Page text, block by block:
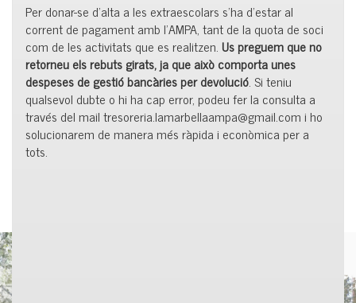
Per donar-se d’alta a les extraescolars s’ha d’estar al
corrent de pagament amb l’AMPA, tant de la quota de soci
com de les activitats que es realitzen. Us preguem que no
retorneu els rebuts girats, ja que això comporta unes
despeses de gestió bancàries per devolució. Si teniu
qualsevol dubte o hi ha cap error, podeu fer la consulta a
través del mailtresoreria.lamarbellaampa@gmail.com i ho
solucionarem de manera més ràpida i econòmica per a
tots.